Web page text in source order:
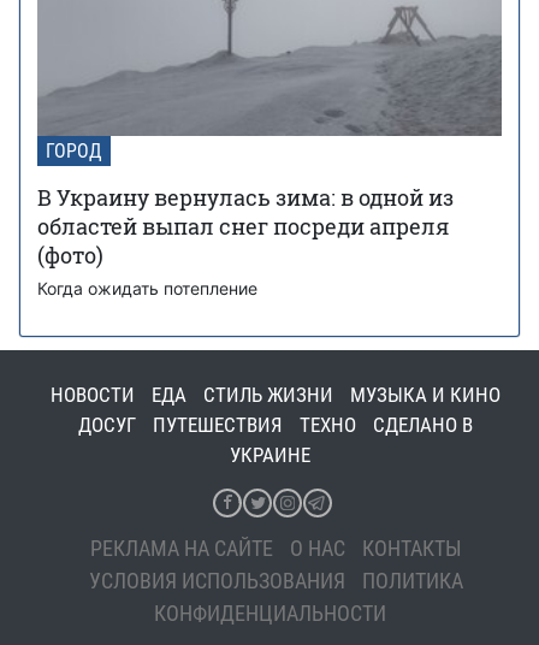
ГОРОД
В Украину вернулась зима: в одной из
областей выпал снег посреди апреля
(фото)
Когда ожидать потепление
НОВОСТИ ЕДА СТИЛЬ ЖИЗНИ
МУЗЫКА И КИНО
ДОСУГ
ПУТЕШЕСТВИЯ ТЕХНО
СДЕЛАНО В
УКРАИНЕ
РЕКЛАМА НА САЙТЕ О НАС
КОНТАКТЫ
УСЛОВИЯ ИСПОЛЬЗОВАНИЯ
ПОЛИТИКА
КОНФИДЕНЦИАЛЬНОСТИ